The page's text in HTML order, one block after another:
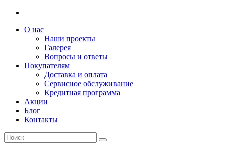
О нас
Наши проекты
Галерея
Вопросы и ответы
Покупателям
Доставка и оплата
Сервисное обслуживание
Кредитная программа
Акции
Блог
Контакты